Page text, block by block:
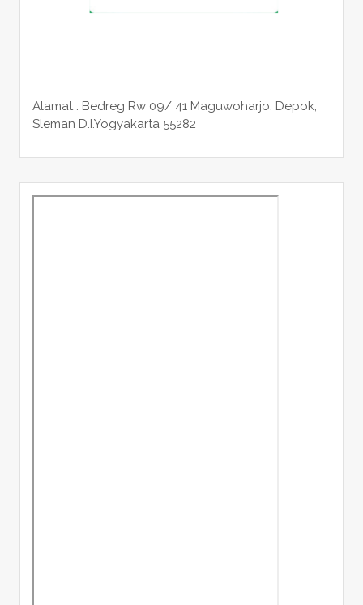
Alamat : Bedreg Rw 09/ 41 Maguwoharjo, Depok,
Sleman D.I.Yogyakarta 55282